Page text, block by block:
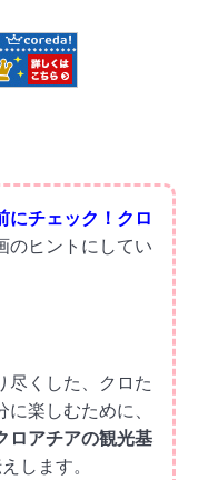
にチェック！クロ
のヒントにしてい
尽くした、クロた
楽しむために、
ロアチアの観光基
します。